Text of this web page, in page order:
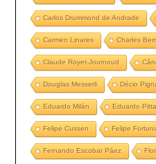
Carlos Drummond de Andrade
Carmen Linares Charles
Claude Royet-Journoud
Douglas Messerli Décio
Eduardo Milán Eduardo Pitta
Felipe Cussen Felipe
Fernando Escobar Páez